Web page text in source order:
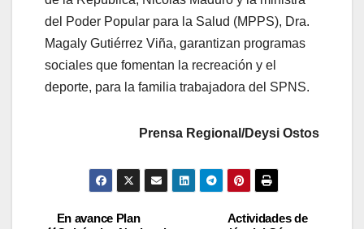
del Poder Popular para la Salud (MPPS), Dra.
Magaly Gutiérrez Viña, garantizan programas
sociales que fomentan la recreación y el
deporte, para la familia trabajadora del SPNS.
Prensa Regional/Deysi Ostos
Actividades de
En avance Plan